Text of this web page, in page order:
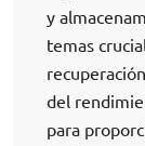
y
temas
del
para